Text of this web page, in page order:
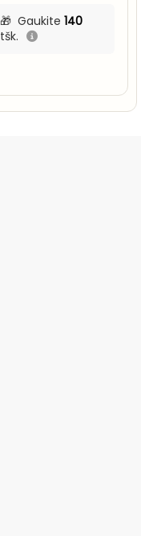
Gaukite 140
tšk.